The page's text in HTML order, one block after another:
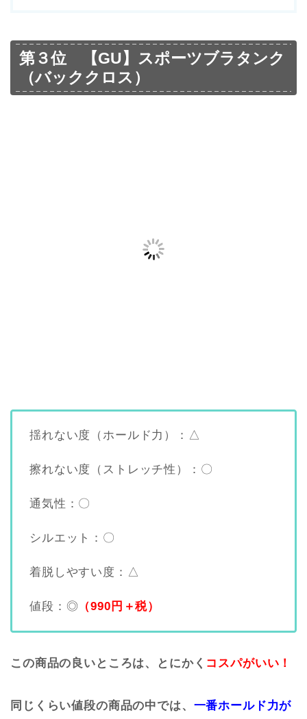
第３位 【GU】スポーツブラタンク
（バッククロス）
揺れない度（ホールド力）：△
擦れない度（ストレッチ性）：〇
通気性：〇
シルエット：〇
着脱しやすい度：△
値段：◎ （990円＋税）
この商品の良いところは、とにかく コスパがいい！
同じくらい値段の商品の中では、 一番ホールド力が